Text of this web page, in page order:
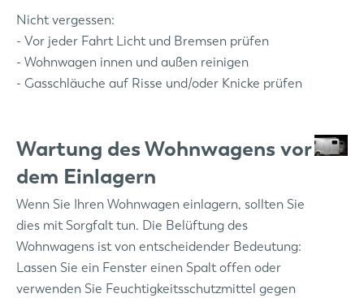
Nicht vergessen:
- Vor jeder Fahrt Licht und Bremsen prüfen
- Wohnwagen innen und außen reinigen
- Gasschläuche auf Risse und/oder Knicke prüfen
Wartung des Wohnwagens vor
dem Einlagern
Wenn Sie Ihren Wohnwagen einlagern, sollten Sie
dies mit Sorgfalt tun. Die Belüftung des
Wohnwagens ist von entscheidender Bedeutung:
Lassen Sie ein Fenster einen Spalt offen oder
verwenden Sie Feuchtigkeitsschutzmittel gegen